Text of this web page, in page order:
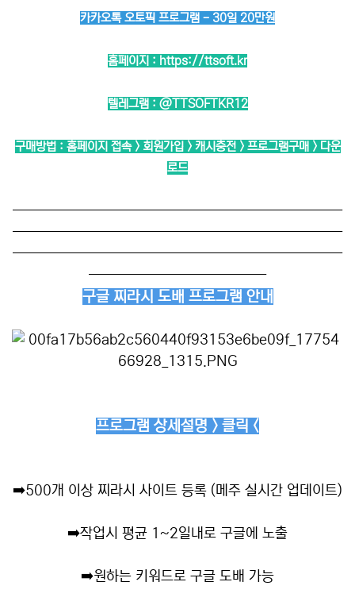
카카오톡 오토픽 프로그램 - 30일 20만원
홈페이지 : https://ttsoft.kr
텔레그램 : @TTSOFTKR12
구매방법 : 홈페이지 접속 > 회원가입 > 캐시충전 > 프로그램구매 > 다운
로드
──────────────────────────
──────────────────────────
──────────────────────────
──────────────
구글 찌라시 도배 프로그램 안내
프로그램 상세설명 > 클릭 <
➡️500개 이상 찌라시 사이트 등록 (메주 실시간 업데이트)
➡️작업시 평균 1~2일내로 구글에 노출
➡️원하는 키워드로 구글 도배 가능